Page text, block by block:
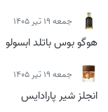
جمعه 19 تیر 1405
هوگو بوس باتلد ابسولو
جمعه 19 تیر 1405
انجلز شیر پارادایس